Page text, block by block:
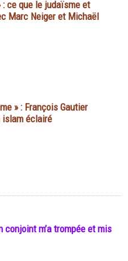
ce que le judaïsme et
Marc Neiger et Michaël
» : François Gautier
éclairé
conjoint m’a trompée et mis